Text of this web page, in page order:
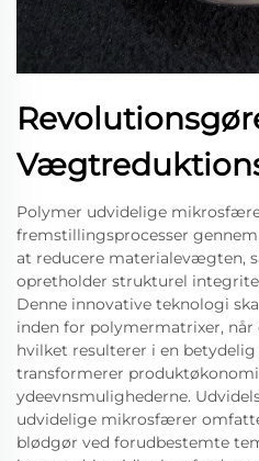
Polymer udvidelige
fremstillingsprocesser
at reducere materialevægten,
opretholder strukturel
Denne innovative teknologi
inden for polymermatrixer, når
hvilket resulterer i en
transformerer
ydeevnsmulighederne.
udvidelige mikrosfærer
blødgør ved forudbestemte